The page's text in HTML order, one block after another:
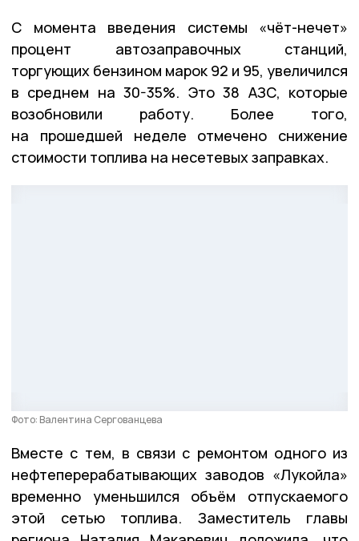
С момента введения системы «чёт-нечет»
процент автозаправочных станций,
торгующих бензином марок 92 и 95, увеличился
в среднем на 30-35%. Это 38 АЗС, которые
возобновили работу. Более того,
на прошедшей неделе отмечено снижение
стоимости топлива на несетевых заправках.
Фото: Валентина Сергованцева
Вместе с тем, в связи с ремонтом одного из
нефтеперерабатывающих заводов «Лукойла»
временно уменьшился объём отпускаемого
этой сетью топлива. Заместитель главы